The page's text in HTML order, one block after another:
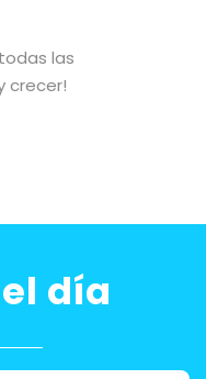
las
crecer!
día